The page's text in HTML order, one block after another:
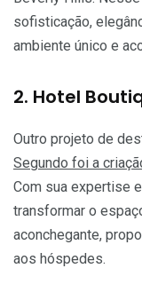
sofisticação,
ambiente único e
2. Hotel
Outro projeto de
Segundo foi a
Com sua expertise
transformar o
aconchegante,
aos hóspedes.